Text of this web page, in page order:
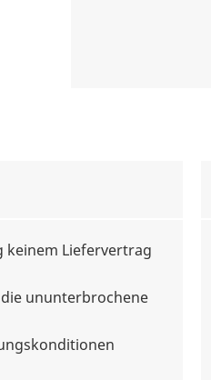
keinem Liefervertrag
ununterbrochene